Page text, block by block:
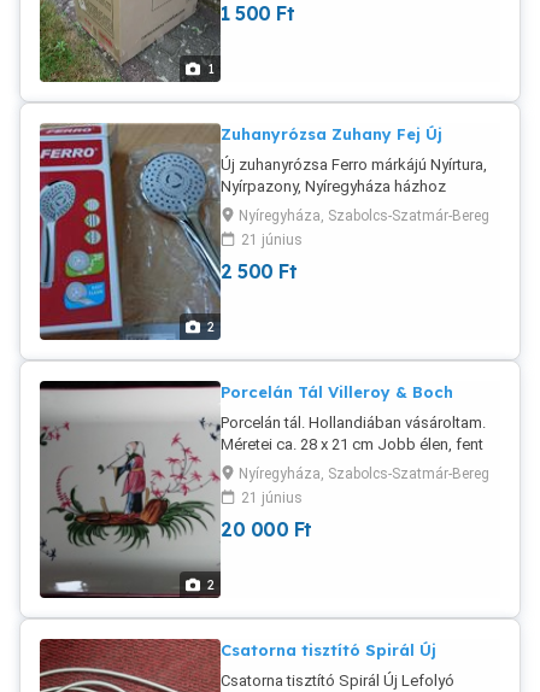
1
1 500 Ft
2
Zuhanyrózsa Zuhany Fej Új
Új zuhanyrózsa Ferro márkájú Nyírtura,
Nyírpazony, Nyíregyháza házhoz
viszem. Viber, Whats app vannak Posta
megoldható, banki előreutalással.
Magyar Posta postánmaradó csomag
vagy MPL automaTTa: 1500 Ft A helyi
Nyíregyháza, Szabolcs-Szatmár-Bereg
21 június
2 500 Ft
2
Porcelán Tál Villeroy & Boch
Porcelán tál. Hollandiában vásároltam.
Méretei ca. 28 x 21 cm Jobb élen, fent
kis, gyári sérülés. Újszerű állapotban.
Banki előreutalással a szállítás
megoldható. Magyar Postacsomag,
postánmaradó: 1500 Ft Viber, Whats
Nyíregyháza, Szabolcs-Szatmár-Bereg
21 június
20 000 Ft
Csatorna tisztító Spirál Új
Csatorna tisztító Spirál Új Lefolyó